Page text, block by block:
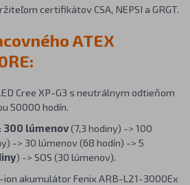
certifikátov CSA, NEPSI a GRGT.
ATEX
Cree XP-G3 s neutrálnym odtieňom
50000 hodín.
300 lúmenov(7,3 hodiny) -> 100
-> 30 lúmenov (68 hodín) -> 5
) -> SOS (30 lúmenov).
ion akumulátor Fenix ARB-L21-3000Ex